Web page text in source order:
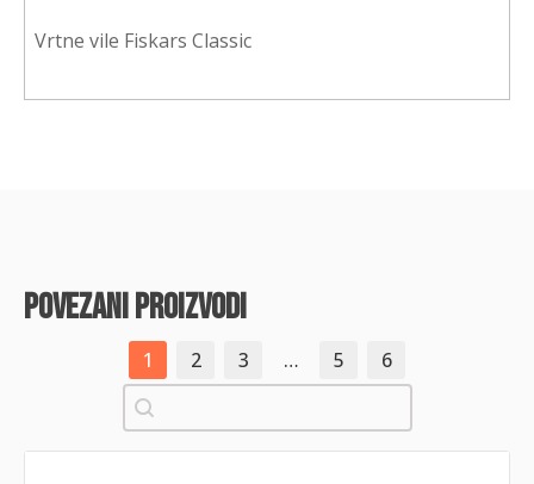
Vrtne vile Fiskars Classic
povezani proizvodi
1 2 3 … 5
6
Pretraži